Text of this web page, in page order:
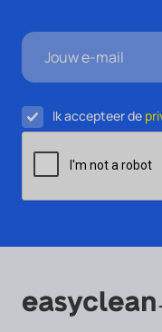
Ik accepteer de